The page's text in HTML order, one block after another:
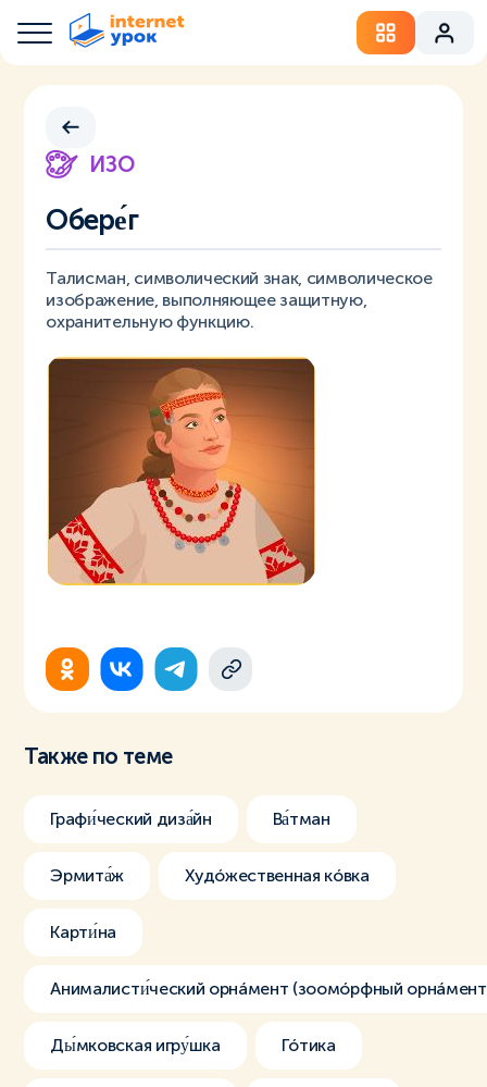
ИЗО
Обере́г
Талисман, символический знак, символическое
изображение, выполняющее защитную,
охранительную функцию.
Также по теме
Графи́ческий диза́йн Ва́тман
Эрмита́ж Худóжественная кóвка
Карти́на
Анималисти́ческий орнáмент (зоомóрфный
Ды́мковская игру́шка Гóтика